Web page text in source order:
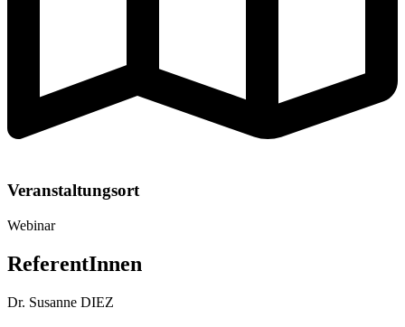
Veranstaltungsort
Webinar
ReferentInnen
Dr. Susanne DIEZ